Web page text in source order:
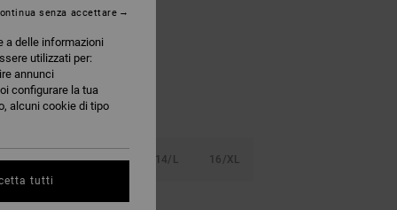
10/S 12/M 14/L 16/XL
la guida alle taglie
a delle informazioni
utilizzati per:
annunci
configurare la tua
alcuni cookie di tipo
senza accettare
tutti